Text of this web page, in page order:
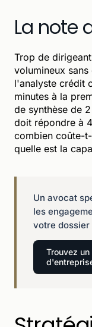
La note
Trop de
volumineux
l'analyste crédit
minutes à la
de synthèse de
doit répondre à
combien coûte-
quelle est la
Un avocat
les
votre
Trouvez